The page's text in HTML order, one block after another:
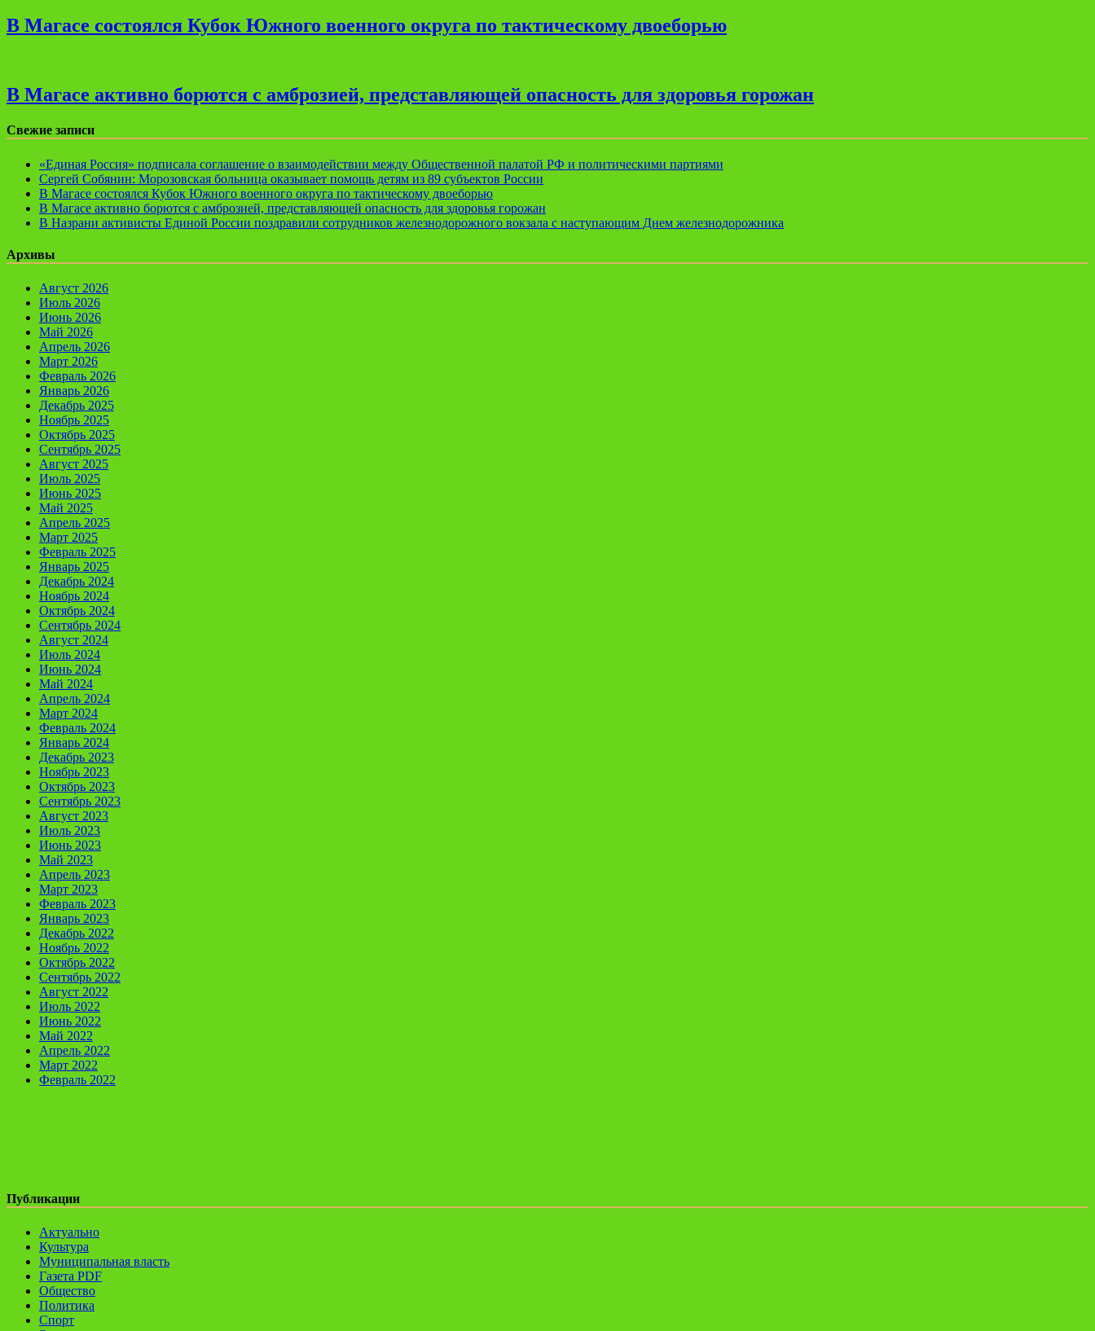
В Магасе состоялся Кубок Южного военного округа по тактическому двоеборью
В Магасе активно борются с амброзией, представляющей опасность для здоровья горожан
Свежие записи
«Единая Россия» подписала соглашение о взаимодействии между Общественной палатой РФ и политическими партиями
Сергей Собянин: Морозовская больница оказывает помощь детям из 89 субъектов России
В Магасе состоялся Кубок Южного военного округа по тактическому двоеборью
В Магасе активно борются с амброзией, представляющей опасность для здоровья горожан
В Назрани активисты Единой России поздравили сотрудников железнодорожного вокзала с наступающим Днем железнодорожника
Архивы
Август 2026
Июль 2026
Июнь 2026
Май 2026
Апрель 2026
Март 2026
Февраль 2026
Январь 2026
Декабрь 2025
Ноябрь 2025
Октябрь 2025
Сентябрь 2025
Август 2025
Июль 2025
Июнь 2025
Май 2025
Апрель 2025
Март 2025
Февраль 2025
Январь 2025
Декабрь 2024
Ноябрь 2024
Октябрь 2024
Сентябрь 2024
Август 2024
Июль 2024
Июнь 2024
Май 2024
Апрель 2024
Март 2024
Февраль 2024
Январь 2024
Декабрь 2023
Ноябрь 2023
Октябрь 2023
Сентябрь 2023
Август 2023
Июль 2023
Июнь 2023
Май 2023
Апрель 2023
Март 2023
Февраль 2023
Январь 2023
Декабрь 2022
Ноябрь 2022
Октябрь 2022
Сентябрь 2022
Август 2022
Июль 2022
Июнь 2022
Май 2022
Апрель 2022
Март 2022
Февраль 2022
Публикации
Актуально
Культура
Муниципальная власть
Газета PDF
Общество
Политика
Спорт